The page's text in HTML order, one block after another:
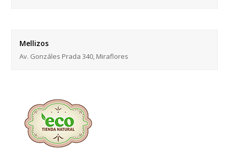
Mellizos
Av. Gonzáles Prada 340, Miraflores